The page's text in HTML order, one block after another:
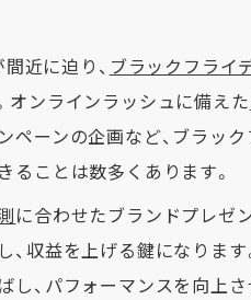
近に迫り、 ブラックフライ
オンラインラッシュに備えた
ペーンの企画など、ブラッ
ることは数多くあります。
に合わせたブランドプレゼ
、収益を上げる鍵になりま
し、パフォーマンスを向上